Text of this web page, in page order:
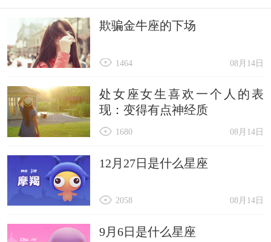
欺骗金牛座的下场
08月14日
1464
处女座女生喜欢一个人的表
现：变得有点神经质
08月14日
1680
12月27日是什么星座
08月14日
2058
9月6日是什么星座